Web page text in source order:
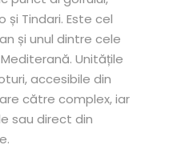
și Tindari. Este cel
și unul dintre cele
Unitățile
accesibile din
către complex, iar
sau direct din